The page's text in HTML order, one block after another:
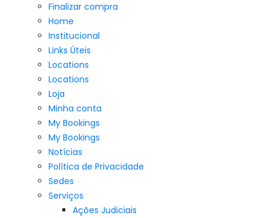
Finalizar compra
Home
Institucional
Links Úteis
Locations
Locations
Loja
Minha conta
My Bookings
My Bookings
Notícias
Política de Privacidade
Sedes
Serviços
Ações Judiciais